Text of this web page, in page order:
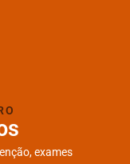
exames